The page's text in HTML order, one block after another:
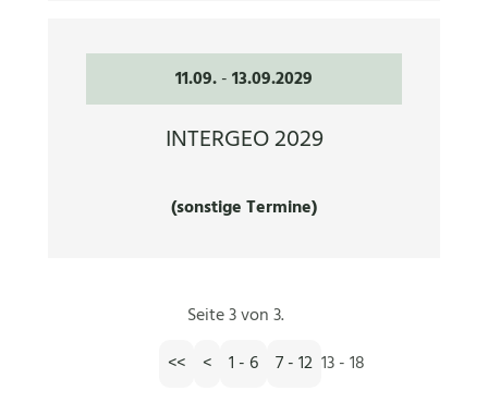
11.09.-13.09.2029
INTERGEO 2029
(sonstige Termine)
Seite 3 von 3.
<<
< 1 - 6 7 - 12 13 - 18